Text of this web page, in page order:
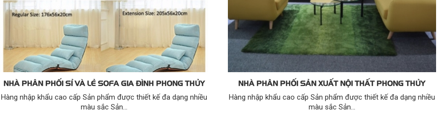
NHÀ PHÂN PHỐI SỈ VÀ LẺ SOFA GIA ĐÌNH PHONG THỦY
Hàng nhập khẩu cao cấp Sản phẩm được thiết kế đa dạng nhiều
màu sắc Sản...
NHÀ PHÂN PHỐI SẢN XUẤT NỘI THẤT PHONG THỦY
Hàng nhập khẩu cao cấp Sản phẩm được thiết kế đa dạng nhiều
màu sắc Sản...